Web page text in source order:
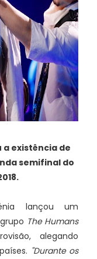
a existência de
semifinal do
lançou um
The Humans
alegando
"Durante os